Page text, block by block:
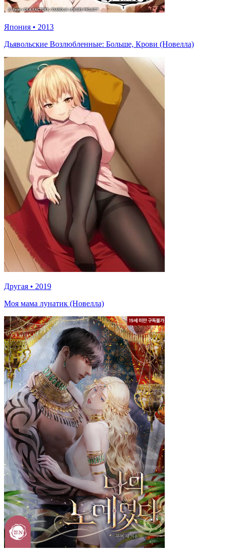
Япония • 2013
Дьявольские Возлюбленные: Больше, Крови (Новелла)
Другая • 2019
Моя мама лунатик (Новелла)